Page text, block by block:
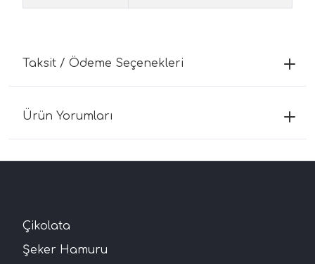
Taksit / Ödeme Seçenekleri
Ürün Yorumları
Çikolata
Şeker Hamuru